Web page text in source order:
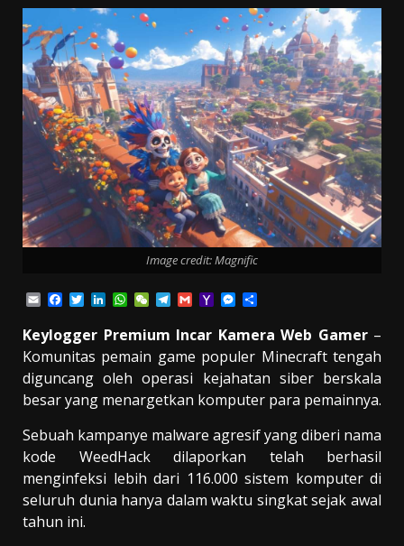
Image credit: Magnific
EmailFacebook
TwitterLinkedIn
WhatsApp
WeChatTelegram
GmailYahooMessenger
Keylogger Premium Incar Kamera Web Gamer–
Komunitas pemain game populer Minecraft tengah
diguncang oleh operasi kejahatan siber berskala
besar yang menargetkan komputer para pemainnya.
Sebuah kampanye malware agresif yang diberi nama
kode WeedHack dilaporkan telah berhasil
menginfeksi lebih dari 116.000 sistem komputer di
seluruh dunia hanya dalam waktu singkat sejak awal
tahun ini.